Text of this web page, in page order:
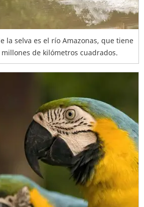
la selva es el río Amazonas, que tiene
de kilómetros cuadrados.